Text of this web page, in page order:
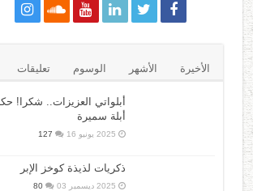
الأخيرة الأشهر الوسوم تعليقات
أبلواتي العزيزات.. شكرا!
أبلة سميرة
2025 يونيو 16 127
ذكريات لذيذة كوخز الإبر
2025 ديسمبر 03 80